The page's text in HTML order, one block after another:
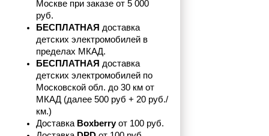
Москве при заказе от 5 000
руб.
БЕСПЛАТНАЯ доставка
детских электромобилей в
пределах МКАД.
БЕСПЛАТНАЯ доставка
детских электромобилей по
Московской обл. до 30 км от
МКАД (далее 500 руб + 20 руб./
км.)
Доставка Boxberry от 100 руб.